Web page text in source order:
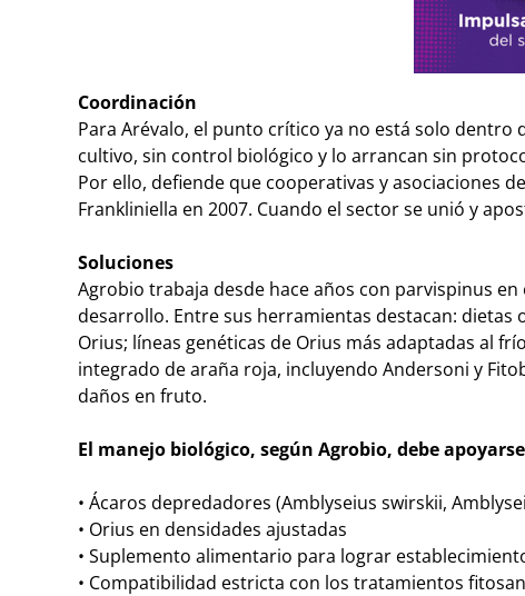
Coordinación
Para Arévalo, el punto crítico ya no está solo
cultivo, sin control biológico y lo arrancan sin
Por ello, defiende que cooperativas y asociaciones
Frankliniella en 2007. Cuando el sector se unió y
Soluciones
Agrobio trabaja desde hace años con parvispinus
desarrollo. Entre sus herramientas destacan: dietas
Orius; líneas genéticas de Orius más adaptadas al
integrado de araña roja, incluyendo Andersoni y
daños en fruto.
El manejo biológico, según Agrobio, debe
• Ácaros depredadores (Amblyseius swirskii,
• Orius en densidades ajustadas
• Suplemento alimentario para lograr
• Compatibilidad estricta con los tratamientos